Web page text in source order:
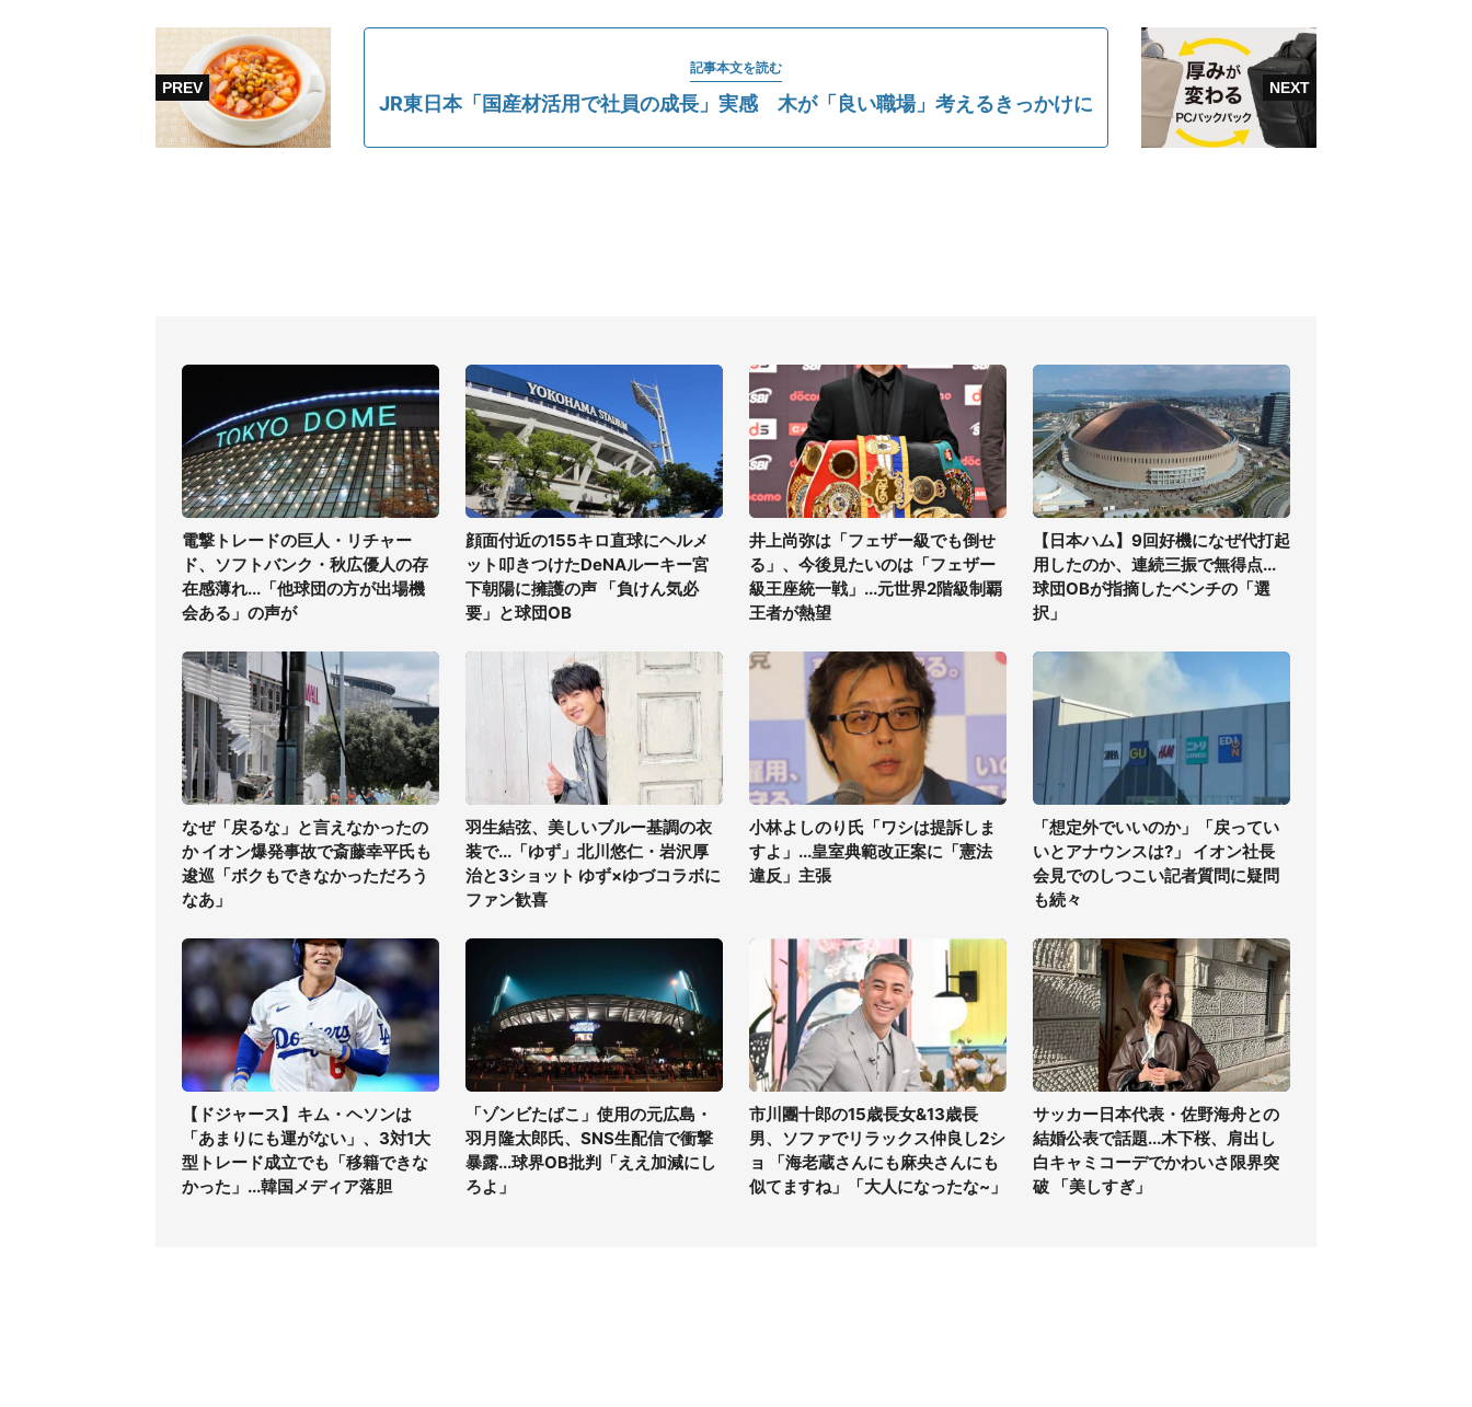
記事本文を読む
JR東日本「国産材活用で社員の成長」実感 木が「良い職場」考えるきっかけに
電撃トレードの巨人・リチャー
ド、ソフトバンク・秋広優人の存
在感薄れ...「他球団の方が出場機
会ある」の声が
顔面付近の155キロ直球にヘルメ
ット叩きつけたDeNAルーキー宮
下朝陽に擁護の声 「負けん気必
要」と球団OB
井上尚弥は「フェザー級でも倒せ
る」、今後見たいのは「フェザー
級王座統一戦」...元世界2階級制覇
王者が熱望
【日本ハム】9回好機になぜ代打起
用したのか、連続三振で無得点...
球団OBが指摘したベンチの「選
択」
なぜ「戻るな」と言えなかったの
か イオン爆発事故で斎藤幸平氏も
逡巡「ボクもできなかっただろう
なあ」
羽生結弦、美しいブルー基調の衣
装で...「ゆず」北川悠仁・岩沢厚
治と3ショット ゆず×ゆづコラボに
ファン歓喜
小林よしのり氏「ワシは提訴しま
すよ」...皇室典範改正案に「憲法
違反」主張
「想定外でいいのか」「戻ってい
いとアナウンスは?」 イオン社長
会見でのしつこい記者質問に疑問
も続々
【ドジャース】キム・ヘソンは
「あまりにも運がない」、3対1大
型トレード成立でも「移籍できな
かった」...韓国メディア落胆
「ゾンビたばこ」使用の元広島・
羽月隆太郎氏、SNS生配信で衝撃
暴露...球界OB批判「ええ加減にし
ろよ」
市川團十郎の15歳長女&13歳長
男、ソファでリラックス仲良し2シ
ョ 「海老蔵さんにも麻央さんにも
似てますね」「大人になったな~」
サッカー日本代表・佐野海舟との
結婚公表で話題...木下桜、肩出し
白キャミコーデでかわいさ限界突
破 「美しすぎ」